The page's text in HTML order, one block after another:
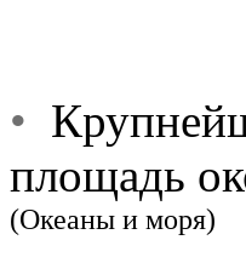
•
площадь
(Океаны и моря)